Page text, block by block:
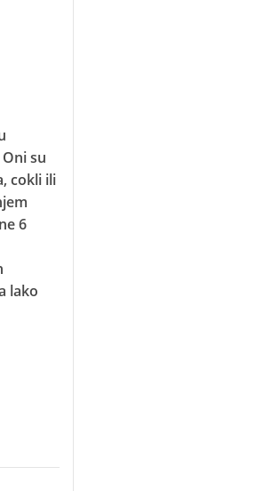
su
cokli ili
6
lako